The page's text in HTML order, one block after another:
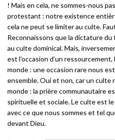
! Mais en cela, ne sommes-nous
protestant : notre existence
cela ne peut se limiter au culte.
Reconnaissons que la dictature
au culte dominical. Mais,
est l’occasion d’un
monde : une occasion rare nous
ensemble. Oui et non, car un culte
monde : la prière communautaire
spirituelle et sociale. Le culte est
avec ce que nous sommes et tel
devant Dieu.